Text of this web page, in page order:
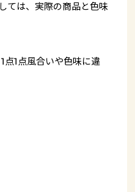
ては、実際の商品と色味
1点風合いや色味に違